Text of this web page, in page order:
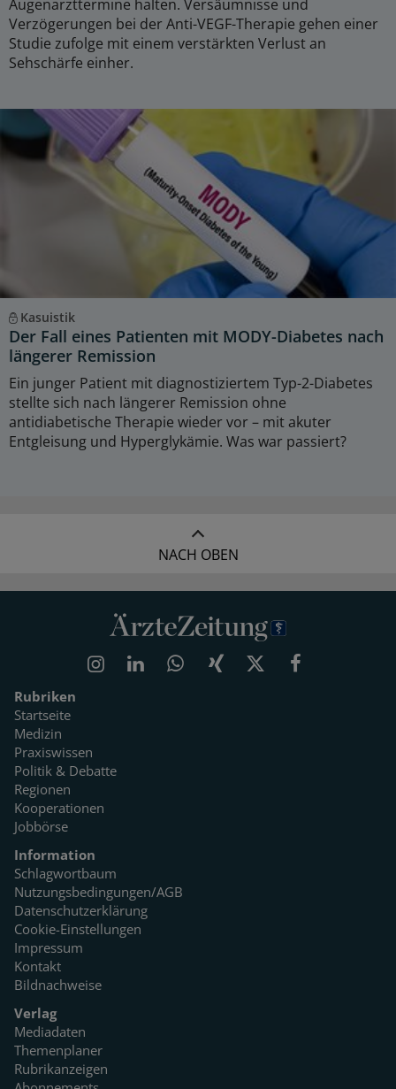
Augenarzttermine halten. Versäumnisse und
Verzögerungen bei der Anti-VEGF-Therapie gehen einer
Studie zufolge mit einem verstärkten Verlust an
Sehschärfe einher.
Kasuistik
Der Fall eines Patienten mit MODY-Diabetes nach
längerer Remission
Ein junger Patient mit diagnostiziertem Typ-2-Diabetes
stellte sich nach längerer Remission ohne
antidiabetische Therapie wieder vor – mit akuter
Entgleisung und Hyperglykämie. Was war passiert?
NACH OBEN
Rubriken
Startseite
Medizin
Praxiswissen
Politik & Debatte
Regionen
Kooperationen
Jobbörse
Information
Schlagwortbaum
Nutzungsbedingungen/AGB
Datenschutzerklärung
Cookie-Einstellungen
Impressum
Kontakt
Bildnachweise
Verlag
Mediadaten
Themenplaner
Rubrikanzeigen